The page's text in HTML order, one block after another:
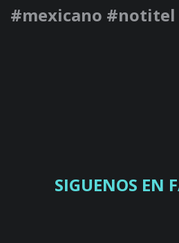
#mexicano #notitel
SIGUENOS EN